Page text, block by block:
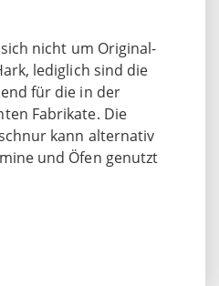
nicht um Original-
lediglich sind die
für die in der
Fabrikate. Die
kann alternativ
und Öfen genutzt